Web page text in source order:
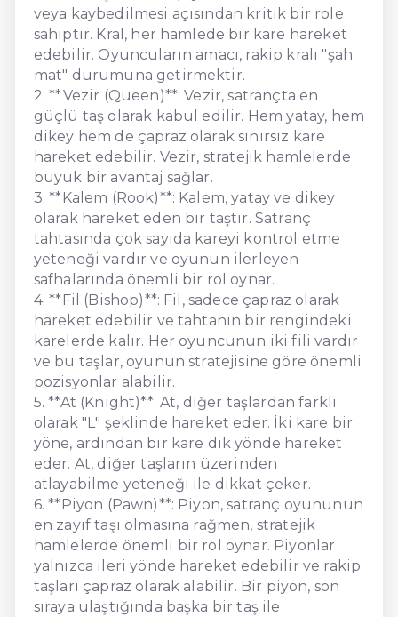
veya kaybedilmesi açısından kritik bir role
sahiptir. Kral, her hamlede bir kare hareket
edebilir. Oyuncuların amacı, rakip kralı "şah
mat" durumuna getirmektir.
2. **Vezir (Queen)**: Vezir, satrançta en
güçlü taş olarak kabul edilir. Hem yatay, hem
dikey hem de çapraz olarak sınırsız kare
hareket edebilir. Vezir, stratejik hamlelerde
büyük bir avantaj sağlar.
3. **Kalem (Rook)**: Kalem, yatay ve dikey
olarak hareket eden bir taştır. Satranç
tahtasında çok sayıda kareyi kontrol etme
yeteneği vardır ve oyunun ilerleyen
safhalarında önemli bir rol oynar.
4. **Fil (Bishop)**: Fil, sadece çapraz olarak
hareket edebilir ve tahtanın bir rengindeki
karelerde kalır. Her oyuncunun iki fili vardır
ve bu taşlar, oyunun stratejisine göre önemli
pozisyonlar alabilir.
5. **At (Knight)**: At, diğer taşlardan farklı
olarak "L" şeklinde hareket eder. İki kare bir
yöne, ardından bir kare dik yönde hareket
eder. At, diğer taşların üzerinden
atlayabilme yeteneği ile dikkat çeker.
6. **Piyon (Pawn)**: Piyon, satranç oyununun
en zayıf taşı olmasına rağmen, stratejik
hamlelerde önemli bir rol oynar. Piyonlar
yalnızca ileri yönde hareket edebilir ve rakip
taşları çapraz olarak alabilir. Bir piyon, son
sıraya ulaştığında başka bir taş ile